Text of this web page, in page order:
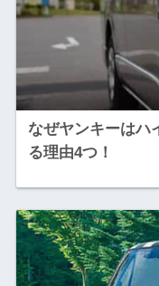
なぜヤンキーはハ
る理由4つ！